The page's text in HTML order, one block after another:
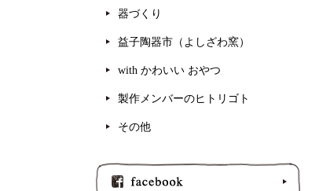
器づくり
益子陶器市（よしざわ窯）
with かわいい おやつ
製作メンバーのヒトリゴト
その他